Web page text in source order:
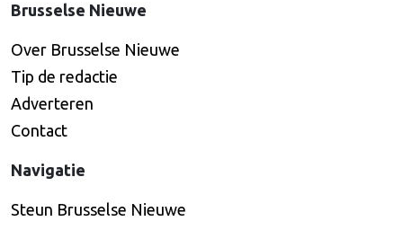
Brusselse Nieuwe
Over Brusselse Nieuwe
Tip de redactie
Adverteren
Contact
Navigatie
Steun Brusselse Nieuwe